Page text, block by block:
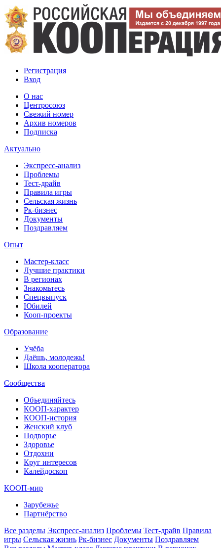
Регистрация
Вход
О нас
Центросоюз
Свежий номер
Архив номеров
Подписка
Актуально
Экспресс-анализ
Проблемы
Тест-драйв
Правила игры
Сельская жизнь
Рк-бизнес
Документы
Поздравляем
Опыт
Мастер-класс
Лучшие практики
В регионах
Знакомьтесь
Спецвыпуск
Юбилей
Кооп-проекты
Образование
Учёба
Даёшь, молодежь!
Школа кооператора
Сообщества
Объединяйтесь
КООП-характер
КООП-история
Женский клуб
Подворье
Здоровье
Отдохни
Круг интересов
Калейдоскоп
КООП-мир
Зарубежье
Партнёрство
Все разделы Экспресс-анализ Проблемы Тест-драйв Правила
игры Сельская жизнь Рк-бизнес Документы Поздравляем